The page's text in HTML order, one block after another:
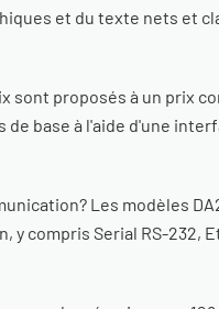
et du texte nets et
sont proposés à un
base à l'aide d'une
Les modèles
compris Serial RS-232,